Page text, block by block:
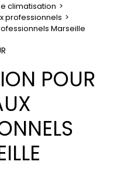
climatisation
professionnels
Marseille
POUR